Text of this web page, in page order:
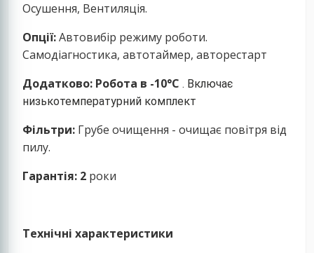
Осушення, Вентиляція.
Опції:Автовибір режиму роботи.
Самодіагностика, автотаймер, авторестарт
Додатково: Робота в -10°С . Включає
низькотемпературний комплект
Фільтри: Грубе очищення - очищає повітря від
пилу.
Гарантія: 2 роки
Технічні характеристики